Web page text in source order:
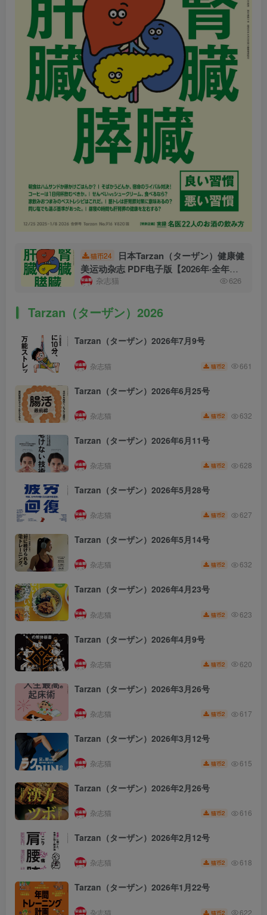
猫币24
日本Tarzan（ターザン）健康健
美运动杂志 PDF电子版【2026年·全年订
阅】杂志猫 626
Tarzan（ターザン）2026
Tarzan（ターザン）2026年7月9号
杂志猫 猫币2 661
Tarzan（ターザン）2026年6月25号
杂志猫 猫币2 632
Tarzan（ターザン）2026年6月11号
杂志猫 猫币2 628
Tarzan（ターザン）2026年5月28号
杂志猫 猫币2 627
Tarzan（ターザン）2026年5月14号
杂志猫 猫币2 632
Tarzan（ターザン）2026年4月23号
杂志猫 猫币2 623
Tarzan（ターザン）2026年4月9号
杂志猫 猫币2 620
Tarzan（ターザン）2026年3月26号
杂志猫 猫币2 617
Tarzan（ターザン）2026年3月12号
杂志猫 猫币2 615
Tarzan（ターザン）2026年2月26号
杂志猫 猫币2 616
Tarzan（ターザン）2026年2月12号
杂志猫 猫币2 618
Tarzan（ターザン）2026年1月22号
杂志猫 猫币2 622